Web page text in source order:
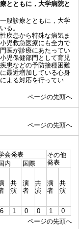
とともに，大学病院と
般診療とともに，大学
る。
疾患から特殊な病気ま
児救急医療にも全力で
医が診療にあたってい
児保健部門として育児
患などの予防接種困難
最近増加している心身
よる対応を行ってい
ページの先頭へ
ページの先頭へ
会発表
その他
発表
内 国際
共
演
演
者
共
演
演
者
共
演
6 1 0 0 1
0
ページの先頭へ